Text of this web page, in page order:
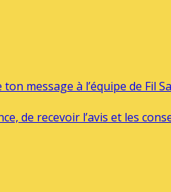
message à l’équipe de Fil
de recevoir l’avis et les